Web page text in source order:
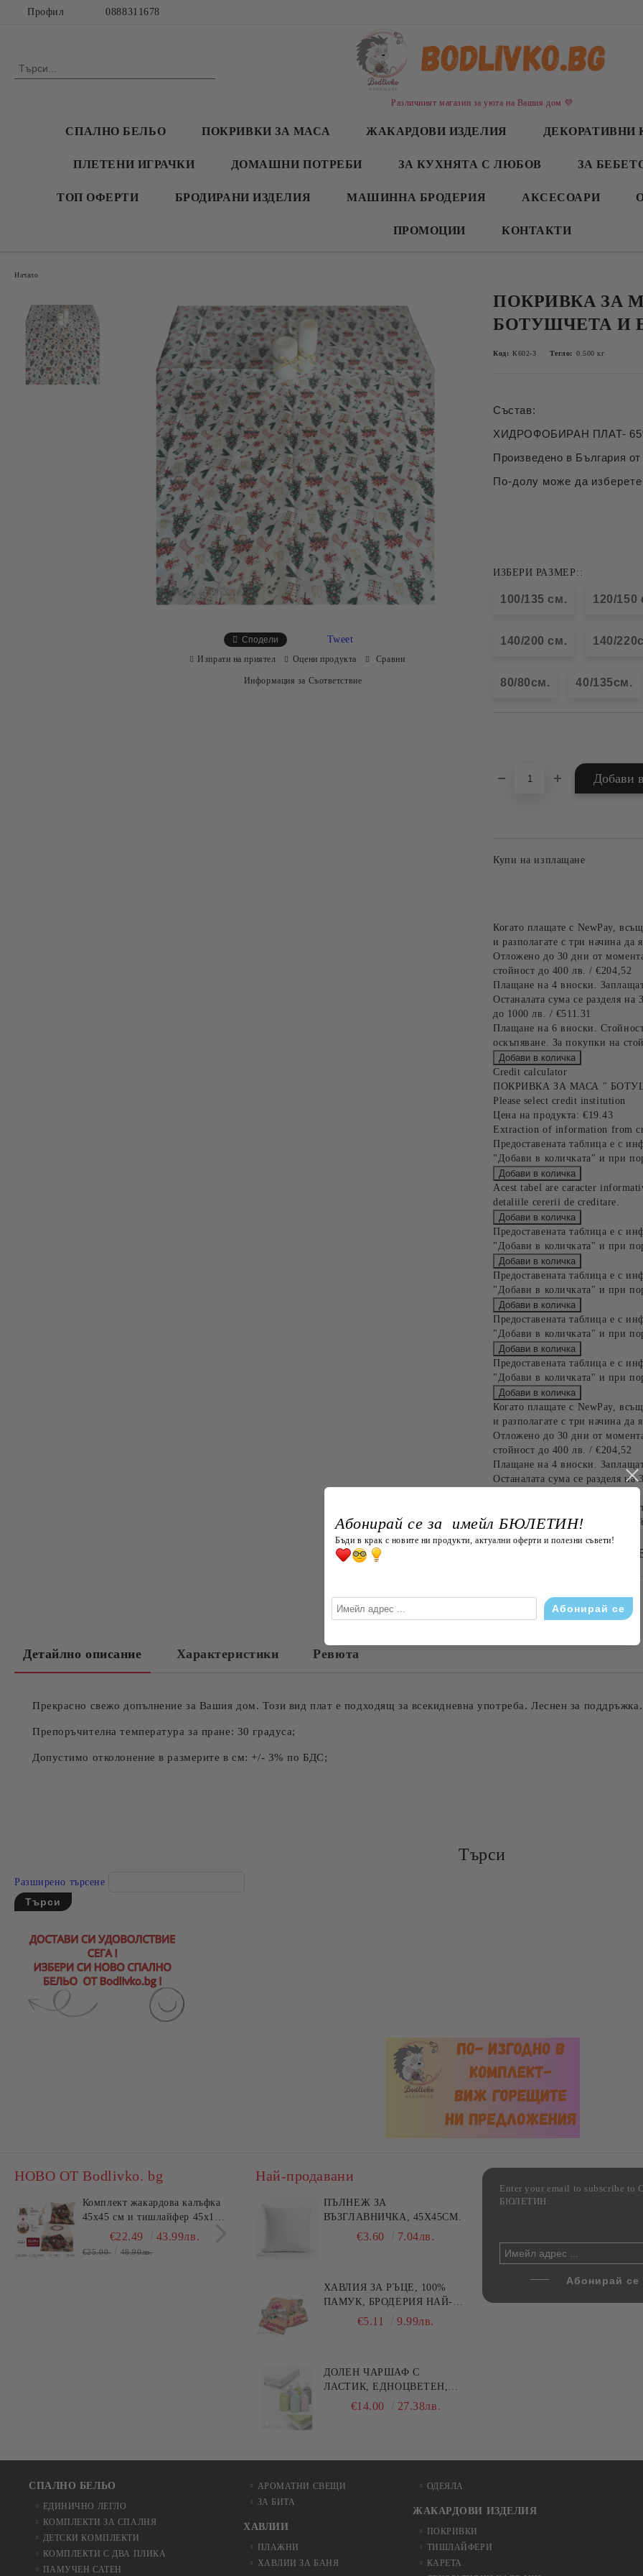
Профил 0888311678
Различният магазин за уюта на Вашия дом 💜
СПАЛНО БЕЛЬО ПОКРИВКИ ЗА МАСА ЖАКАРДОВИ ИЗДЕЛИЯ ДЕКОРАТИВНИ
ПЛЕТЕНИ ИГРАЧКИ ДОМАШНИ ПОТРЕБИ ЗА КУХНЯТА С ЛЮБОВ ЗА
ТОП ОФЕРТИ БРОДИРАНИ ИЗДЕЛИЯ МАШИННА БРОДЕРИЯ АКСЕСОАРИ
ПРОМОЦИИ КОНТАКТИ
Начало
ПОКРИВКА ЗА
БОТУШЧЕТА И
Код: К602-3 Тегло: 0.500 кг
Състав:
ХИДРОФОБИРАН ПЛАТ-
Произведено в България
По-долу може да
ИЗБЕРИ РАЗМЕР::
100/135 см. 120/150
140/200 см. 140/
80/80см. 40/135см.
Купи на изплащане
Когато плащате с NewPay,
и разполагате с три начина да
Отложено до 30 дни от
стойност до 400 лв. / €204,52
Плащане на 4 вноски.
Останалата сума се разделя
до 1000 лв. / €511.31
Плащане на 6 вноски.
оскъпяване. За покупки на
Credit calculator
ПОКРИВКА ЗА МАСА "
Please select credit institution
Цена на продукта: €19.43
Extraction of information from
Предоставената таблица е с
"Добави в количката" и при
Acest tabel are caracter
detaliile cererii de creditare.
Предоставената таблица е с
"Добави в количката" и при
Предоставената таблица е с
"Добави в количката" и при
Предоставената таблица е с
"Добави в количката" и при
Предоставената таблица е с
"Добави в количката" и при
Когато плащате с NewPay,
и разполагате с три начина да
Отложено до 30 дни от
стойност до 400 лв. / €204,52
Плащане на 4 вноски.
Останалата сума се разделя
Плащане на 6 вноски.
оскъпяване. За покупки на
БЪРЗА ПОРЪЧКА
Сподели Tweet
Изпрати на приятел Оцени продукта Сравни
Информация за Съответствие
Детайлно описание Характеристики Ревюта
Прекрасно свежо допълнение за Вашия дом. Този вид плат е подходящ за всекидневна употреба. Леснен за поддръжка.
Препоръчителна температура за пране: 30 градуса;
Допустимо отколонение в размерите в см: +/- 3% по БДС;
Търси
Разширено търсене
НОВО ОТ Bodlivko. bg
Комплект жакардова калъфка
45x45 см и тишлайфер 45x140
см – Къща с цветя
€22.49 43.99лв.
€25.00 48.90лв.
Комплект 2 стъклени тави за
печене от йенско стъкло,
Danny Home, 1.6 л и 3 л
€17.80 34.81лв.
Комплект 3 стъклени кутии
Най-продавани
ПЪЛНЕЖ ЗА
ВЪЗГЛАВНИЧКА, 45X45СМ.
€3.60 7.04лв.
ХАВЛИЯ ЗА РЪЦЕ, 100%
ПАМУК, БРОДЕРИЯ НАЙ-
ДОБАРАТА МАЙКА/БАБА ,
€5.11 9.99лв.
ДОЛЕН ЧАРШАФ С
ЛАСТИК, ЕДНОЦВЕТЕН,
100% ПАМУК, РАЗЛИЧНИ
€14.00 27.38лв.
Enter your email to subscribe
БЮЛЕТИН:
СПАЛНО БЕЛЬО
ЕДИНИЧНО ЛЕГЛО
КОМПЛЕКТИ ЗА СПАЛНЯ
ДЕТСКИ КОМПЛЕКТИ
КОМПЛЕКТИ С ДВА ПЛИКА
ПАМУЧЕН САТЕН
АРОМАТНИ СВЕЩИ
ЗА БИТА
ХАВЛИИ
ПЛАЖНИ
ХАВЛИИ ЗА БАНЯ
ОДЕЯЛА
ЖАКАРДОВИ ИЗДЕЛИЯ
ПОКРИВКИ
ТИШЛАЙФЕРИ
КАРЕТА
Абонирай се за имейл БЮЛЕТИН!
Бъди в крак с новите ни продукти, актуални оферти и полезни съвети!